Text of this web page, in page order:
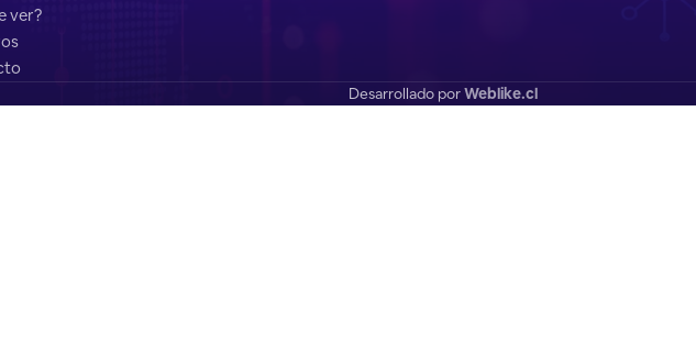
ver?
Desarrollado porWeblike.cl